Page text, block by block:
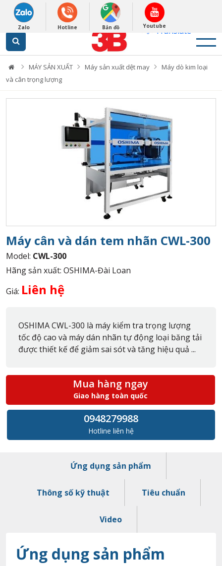
Powered by
Translate
English
0948279988
MÁY SẢN XUẤT Máy sản xuất dệt may
Máy dò kim loại
và cân trọng lượng
Máy cân và dán tem nhãn CWL-300
Model: CWL-300
Hãng sản xuất: OSHIMA-Đài Loan
Giá: Liên hệ
OSHIMA CWL-300 là máy kiểm tra trọng lượng
tốc độ cao và máy dán nhãn tự động loại băng tải
được thiết kế để giảm sai sót và tăng hiệu quả ...
Mua hàng ngay
Giao hàng toàn quốc
0948279988
Hotline liên hệ
Ứng dụng sản phẩm
Thông số kỹ thuật Tiêu chuẩn
Video
Ứng dụng sản phẩm
Zalo Hotline Bản đồ Youtube